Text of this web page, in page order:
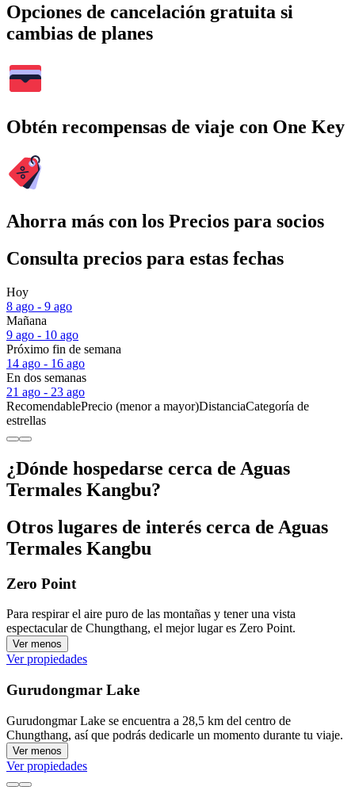
Opciones de cancelación gratuita si
cambias de planes
Obtén recompensas de viaje con One Key
Ahorra más con los Precios para socios
Consulta precios para estas fechas
Hoy
8 ago - 9 ago
Mañana
9 ago - 10 ago
Próximo fin de semana
14 ago - 16 ago
En dos semanas
21 ago - 23 ago
RecomendablePrecio (menor a mayor)DistanciaCategoría de
estrellas
¿Dónde hospedarse cerca de Aguas
Termales Kangbu?
Otros lugares de interés cerca de Aguas
Termales Kangbu
Zero Point
Para respirar el aire puro de las montañas y tener una vista
espectacular de Chungthang, el mejor lugar es Zero Point.
Ver menos
Ver propiedades
Gurudongmar Lake
Gurudongmar Lake se encuentra a 28,5 km del centro de
Chungthang, así que podrás dedicarle un momento durante tu viaje.
Ver menos
Ver propiedades